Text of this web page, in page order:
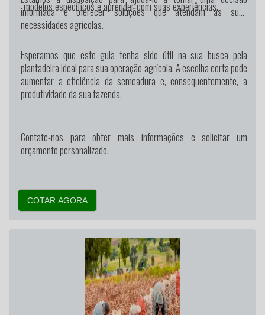
modelos específicos e aprender com suas experiências.
informada e oferecer soluções que atendam às suas
necessidades agrícolas.
Esperamos que este guia tenha sido útil na sua busca pela
plantadeira ideal para sua operação agrícola. A escolha certa pode
aumentar a eficiência da semeadura e, consequentemente, a
produtividade da sua fazenda.
Contate-nos para obter mais informações e solicitar um
orçamento personalizado.
COTAR AGORA